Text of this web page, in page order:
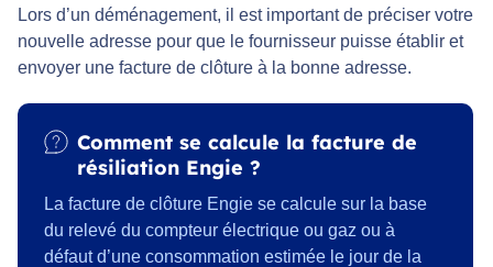
Lors d’un déménagement, il est important de préciser votre
nouvelle adresse pour que le fournisseur puisse établir et
envoyer une facture de clôture à la bonne adresse.
Comment se calcule la facture de
résiliation Engie ?
La facture de clôture Engie se calcule sur la base
du relevé du compteur électrique ou gaz ou à
défaut d’une consommation estimée le jour de la